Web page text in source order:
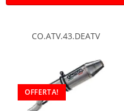
CO.ATV.43.DEATV
OFFERTA!